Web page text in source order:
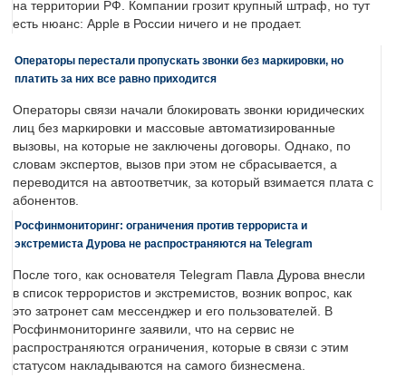
на территории РФ. Компании грозит крупный штраф, но тут
есть нюанс: Apple в России ничего и не продает.
Операторы перестали пропускать звонки без маркировки, но
платить за них все равно приходится
Операторы связи начали блокировать звонки юридических
лиц без маркировки и массовые автоматизированные
вызовы, на которые не заключены договоры. Однако, по
словам экспертов, вызов при этом не сбрасывается, а
переводится на автоответчик, за который взимается плата с
абонентов.
Росфинмониторинг: ограничения против террориста и
экстремиста Дурова не распространяются на Telegram
После того, как основателя Telegram Павла Дурова внесли
в список террористов и экстремистов, возник вопрос, как
это затронет сам мессенджер и его пользователей. В
Росфинмониторинге заявили, что на сервис не
распространяются ограничения, которые в связи с этим
статусом накладываются на самого бизнесмена.